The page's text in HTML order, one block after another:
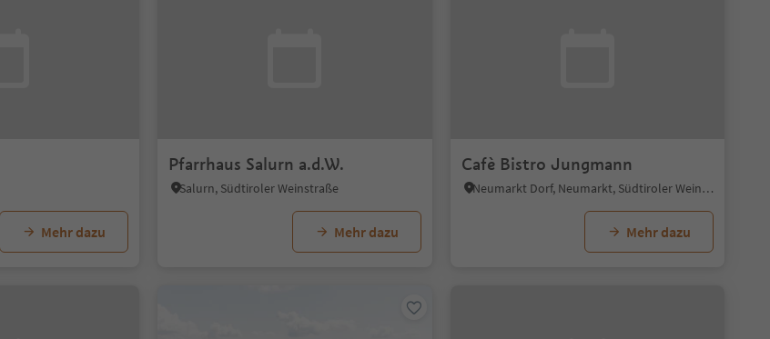
Mehr dazu
Pfarrhaus Salurn a.d.W.
Salurn, Südtiroler Weinstraße
Mehr dazu
Cafè Bistro Jungmann
Neumarkt Dorf, Neumarkt, Südtiroler Weinstraße
Mehr dazu